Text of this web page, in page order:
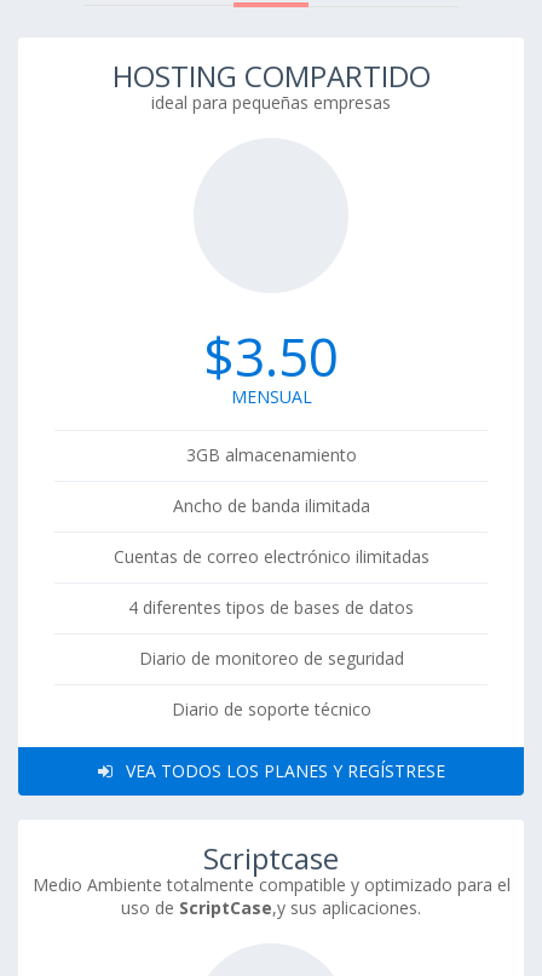
HOSTING COMPARTIDO
ideal para pequeñas empresas
$3.50
MENSUAL
3GB almacenamiento
Ancho de banda ilimitada
Cuentas de correo electrónico ilimitadas
4 diferentes tipos de bases de datos
Diario de monitoreo de seguridad
Diario de soporte técnico
VEA TODOS LOS PLANES Y REGÍSTRESE
Scriptcase
Medio Ambiente totalmente compatible y optimizado para el
uso de ScriptCase,y sus aplicaciones.